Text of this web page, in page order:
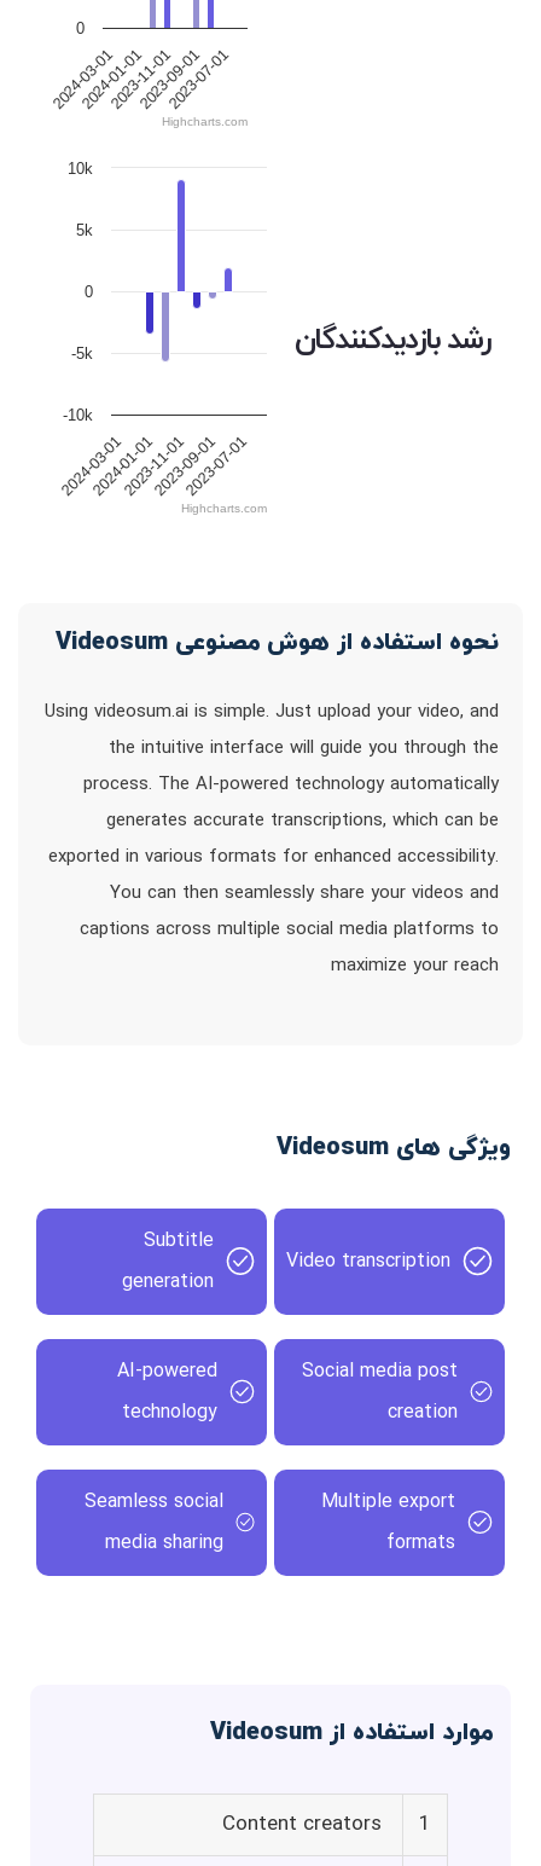
2024-03-01
2024-01-01
2023-11-01
2023-09-01
2023-07-01
0
Highcharts.com
رشد بازدیدکنندگان
2024-03-01
2024-01-01
2023-11-01
2023-09-01
2023-07-01
-10k
-5k
0
5k
10k
Highcharts.com
نحوه استفاده از هوش مصنوعی Videosum
Using videosum.ai is simple. Just upload your video, and
the intuitive interface will guide you through the
process. The AI-powered technology automatically
generates accurate transcriptions, which can be
exported in various formats for enhanced accessibility.
You can then seamlessly share your videos and
captions across multiple social media platforms to
maximize your reach
ویژگی های Videosum
Video transcription
Subtitle
generation
Social media post
creation
AI-powered
technology
Multiple export
formats
Seamless social
media sharing
موارد استفاده از Videosum
1
Content creators